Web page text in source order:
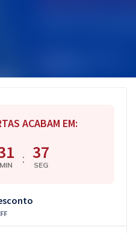
ACABAM EM:
MIN : 36
SEG